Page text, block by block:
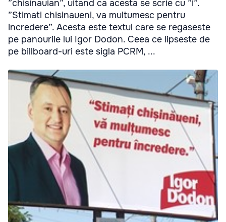
”chisinauian”, uitand ca acesta se scrie cu ”i”.
”Stimati chisinaueni, va multumesc pentru
incredere”. Acesta este textul care se regaseste
pe panourile lui Igor Dodon. Ceea ce lipseste de
pe billboard-uri este sigla PCRM, ...